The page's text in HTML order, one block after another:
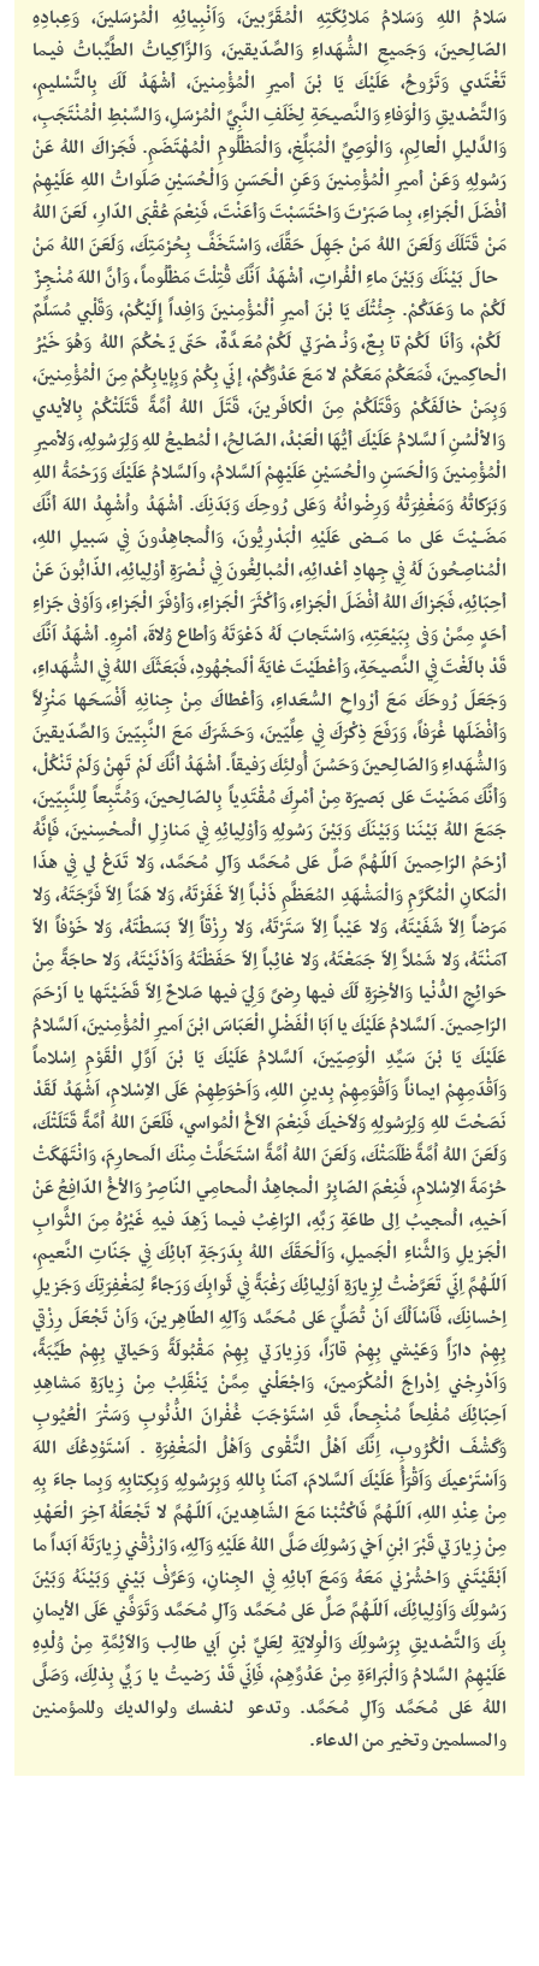
سَلامُ اللهِ وَسَلامُ مَلائِكَتِهِ الْمُقَرَّبينَ، وَاَنْبِيائِهِ الْمُرْسَلينَ، وَعِبادِهِ
الصّالِحينَ، وَجَميعِ الشُّهَداءِ وَالصِّدّيقينَ، وَالزَّاكِياتُ الطَّيِّباتُ فيـما
تَغْتَدي وَتَرُوحُ، عَلَيْكَ يَا بْنَ أميرِ الْمُؤْمِنينَ، أشْهَدُ لَكَ بِالتَّسْليمِ،
وَالتَّصْديقِ وَالْوَفاءِ وَالنَّصيحَةِ لِخَلَفِ النَّبِيِّ الْمُرْسَلِ، وَالسِّبْطِ الْمُنْتَجَبِ،
وَالدَّليلِ الْعالِمِ، وَالْوَصِيِّ الْمُبَلِّغِ، وَالْمَظْلُومِ الْمُهْتَضَمِ. فَجَزاكَ اللهُ عَنْ
رَسُولِهِ وَعَنْ أميرِ الْمُؤْمِنينَ وَعَنِ الْحَسَنِ وَالْحُسَيْنِ صَلَواتُ اللهِ عَلَيْهِمْ
أفْضَلَ الْجَزاءِ، بِما صَبَرْتَ وَاحْتَسَبْتَ وَأعَنْتَ، فَنِعْمَ عُقْبَى الدّارِ، لَعَنَ اللهُ
مَنْ قَتَلَكَ وَلَعَنَ اللهُ مَنْ جَهِلَ حَقَّكَ، وَاسْتَخَفَّ بِحُرْمَتِكَ، وَلَعَنَ اللهُ مَنْ
حالَ بَيْنَكَ وَبَيْنَ ماءِ الْفُراتِ، أشْهَدُ اَنَّكَ قُتِلْتَ مَظْلُوماً، وَأنَّ اللهَ مُنْجِزٌ
لَكُمْ ما وَعَدَكُمْ. جِئْتُكَ يَا بْنَ أميرِ اْلُمْؤْمِنينَ وَافِداً إِلَيْكُمْ، وَقَلْبي مُسَلِّمٌ
لَكُمْ، وَأنَا لَكُمْ تابِـعٌ، وَنُـصْرَتي لَكُمْ مُعَدَّةٌ، حَتّى يَحْكُمَ اللهُ وَهُوَ خَيْرُ
الْحاكِمينَ، فَمَعَكُمْ مَعَكُمْ لا مَعَ عَدُوِّكُمْ، إنّي بِكُمْ وَبِإيابِكُمْ مِنَ الْمُؤْمِنينَ،
وَبِمَنْ خالَفَكُمْ وَقَتَلَكُمْ مِنَ الْكافَرينَ، قَتَلَ اللهُ اُمَّةً قَتَلَتْكُمْ بِالأيدي
وَالألْسُنِ اَلسَّلامُ عَلَيْكَ أيُّهَا الْعَبْدُ، الصّالِحُ، الْمُطيعُ للهِ وَلِرَسُولِهِ، وَلأميرِ
الْمُؤْمِنينَ وَالْحَسَنِ والْحُسَيْنِ عَلَيْهِمْ اَلسَّلامُ، واَلسَّلامُ عَلَيْكَ وَرَحْمَةُ اللهِ
وَبَرَكاتُهُ وَمَغْفِرَتُهُ وَرِضْوانُهُ وَعَلى رُوحِكَ وَبَدَنِكَ. أشْهَدُ واُشْهِدُ اللهَ أنَّكَ
مَضَــيْتَ عَلى ما مَـــضى عَلَيْهِ الْبَدْرِيُّونَ، وَالُمجاهِدُونَ فِي سَبيلِ اللهِ،
الْمُناصِحُونَ لَهُ فِي جِهادِ أعْدائِهِ، الْمُبالِغُونَ فِي نُـصْرَةِ أوْلِيائِهِ، الذّابُّونَ عَنْ
أحِبّائِهِ، فَجَزاكَ اللهُ أفْضَلَ الْجَزاءِ، وَأكْثَرَ الْجَزاءِ، وَأوْفَرَ الْجَزاءِ، وَاَوْفى جَزاءِ
أحَدٍ مِمَّنْ وَفى بِبَيْعَتِهِ، وَاسْتَجابَ لَهُ دَعْوَتَهُ وَأطاع وُلاةَ، أمْرِهِ. أشْهَدُ اَنَّكَ
قَدْ بالَغْتَ فِي النَّصيحَةِ، وَأعْطَيْتَ غايَةَ اْلَمجْهُودِ، فَبَعَثَكَ اللهُ فِي الشُّهَداءِ،
وَجَعَلَ رُوحَكَ مَعَ أرْواحِ السُّعَداءِ، وَأعْطاكَ مِنْ جِنانِهِ أَفْسَحَها مَنْزِلاً
وَأفْضَلَها غُرَفاً، وَرَفَعَ ذِكْرَكَ فِي عِلِّيّينَ، وَحَـشَرَكَ مَعَ النَّبِيّينَ وَالصِّدّيقينَ
وَالشُّهَداءِ وَالصّالِحينَ وَحَسُنَ أُولئِكَ رَفيقاً. أشْهَدُ أنَّكَ لَمْ تَهِنْ وَلَمْ تَنْكُلْ،
وَأنَّكَ مَضَيْتَ عَلى بَصيرَة مِنْ أمْرِكَ مُقْتَدِياً بِالصّالِحينَ، وَمُتَّبِعاً لِلنَّبِيّينَ،
جَمَعَ اللهُ بَيْنَنا وَبَيْنَكَ وَبَيْنَ رَسُولِهِ وَأوْلِيائِهِ فِي مَنازِلِ الُمحْسِنينَ، فَإنَّهُ
أرْحَمُ الرّاحِمينَ اَللّـهُمَّ صَلِّ عَلى مُحَمَّد وَآلِ مُحَمَّد، وَلا تَدَعْ لي فِي هذَا
الْمَكانِ الْمُكَرَّمِ وَالْمَشْهَدِ المُعَظَّمِ ذَنْباً اِلاّ غَفَرْتَهُ، وَلا هَمّاً اِلاّ فَرَّجَتَهُ، وَلا
مَرَضاً اِلاّ شَفَيْتَهُ، وَلا عَيْباً اِلاّ سَتَرْتَهُ، وَلا رِزْقاً اِلاّ بَسَطْتَهُ، وَلا خَوْفاً الاّ
آمَنْتَهُ، وَلا شَمْلاً اِلاّ جَمَعْتَهُ، وَلا غائِباً اِلاّ حَفَظْتَهُ وَاَدْنَيْتَهُ، وَلا حاجَةً مِنْ
حَوائِجِ الدُّنْيا وَالاْخِرَةِ لَكَ فيها رِضىً وَلِيَ فيها صَلاحٌ اِلاّ قَضَيْتَها يا اَرْحَمَ
الرّاحِمينَ. اَلسَّلامُ عَلَيْكَ يا اَبَا الْفَضْلِ الْعَبّاسَ ابْنَ اَميرِ الْمُؤْمِنينَ، اَلسَّلامُ
عَلَيْكَ يَا بْنَ سَيِّدِ الْوَصِيّينَ، اَلسَّلامُ عَلَيْكَ يَا بْنَ اَوَّلِ الْقَوْمِ اِسْلاماً
وَاَقْدَمِهِمْ ايماناً وَاَقْوَمِهِمْ بِدينِ اللهِ، وَاَحْوَطِهِمْ عَلَى الاِسْلامِ، اَشْهَدُ لَقَدْ
نَصَحْتَ للهِ وَلِرَسُولِهِ وَلاَخيكَ فَنِعْمَ الاَخُ الْمُواسي، فَلَعَنَ اللهُ اُمَّةً قَتَلَتْكَ،
وَلَعَنَ اللهُ اُمَّةً ظَلَمَتْكَ، وَلَعَنَ اللهُ اُمَّةً اسْتَحَلَّتْ مِنْكَ الَمحارِمَ، وَانْتَهَكَتْ
حُرْمَةَ الاِسْلامِ، فَنِعْمَ الصّابِرُ الْمجاهِدُ الُمحامِي النّاصِرُ وَالاْخُ الدّافِعُ عَنْ
اَخيهِ، الُمجيبُ اِلى طاعَةِ رَبِّهِ، الرّاغِبُ فيـما زَهِدَ فيهِ غَيْرُهُ مِنَ الثَّوابِ
الْجَزيلِ وَالثَّناءِ الْجَميلِ، وَاَلْحَقَكَ اللهُ بِدَرَجَةِ آبائِكَ فِي جَنّاتِ النَّعيمِ،
اَللّـهُمَّ اِنّي تَعَرَّضْتُ لِزِيارَةِ اَوْلِيائِكَ رَغْبَةً فِي ثَوابِكَ وَرَجاءً لِمَغْفِرَتِكَ وَجَزيلِ
اِحْسانِكَ، فَاَسْاَلُكَ اَنْ تُصَلِّيَ عَلى مُحَمَّد وَآلِهِ الطّاهِرينَ، وَاَنْ تَجْعَلَ رِزْقي
بِهِمْ دارّاً وَعَيْشي بِهِمْ قارّاً، وَزِيارَتي بِهِمْ مَقْبُولَةً وَحَياتي بِهِمْ طَيِّبَةً،
وَاَدْرِجْني اِدْراجَ الْمُكْرَمينَ، وَاجْعَلْني مِمَّنْ يَنْقَلِبُ مِنْ زِيارَةِ مَشاهِدِ
اَحِبّائِكَ مُفْلِحاً مُنْجِحاً، قَدِ اسْتَوْجَبَ غُفْرانَ الذُّنُوبِ وَسَتْرَ الْعُيُوبِ
وَكَشْفَ الْكُرُوبِ، اِنَّكَ اَهْلُ التَّقْوى وَاَهْلُ الْمَغْفِرَةِ . اَسْتَوْدِعُكَ اللهَ
وَاَسْتَرْعيكَ وَاَقْرَأُ عَلَيْكَ اَلسَّلامَ، آمَنّا بِاللهِ وَبِرَسُولِهِ وَبِكِتابِهِ وَبِما جاءَ بِهِ
مِنْ عِنْدِ اللهِ، اَللّـهُمَّ فَاكْتُبْنا مَعَ الشّاهِدينَ، اَللّـهُمَّ لا تَجْعَلْهُ آخِرَ الْعَهْدِ
مِنْ زِيارَتي قَبْرَ ابْنِ اَخي رَسُولِكَ صَلَّى اللهُ عَلَيْهِ وَآلِهِ، وَارْزُقْني زِيارَتَهُ اَبَداً ما
اَبْقَيْتَني وَاحْشُرْني مَعَهُ وَمَعَ آبائِهِ فِي الجِنانِ، وَعَرِّفْ بَيْني وَبَيْنَهُ وَبَيْنَ
رَسُولِكَ وَاَوْلِيائِكَ، اَللّـهُمَّ صَلِّ عَلى مُحَمَّد وَآلِ مُحَمَّد وَتَوَفَّني عَلَى الاْيمانِ
بِكَ وَالتَّصْديقِ بِرَسُولِكَ وَالْوِلايَةِ لِعَليِّ بْنِ اَبي طالِب وَالاَئِمَّةِ مِنْ وُلْدِهِ
عَلَيْهِمُ السَّلامُ وَالْبَراءَةِ مِنْ عَدُوِّهِمْ، فَاِنّي قَدْ رَضيتُ يا رَبِّي بِذلِكَ، وَصَلَّى
اللهُ عَلى مُحَمَّد وَآلِ مُحَمَّد. وتدعو لنفسك ولوالديك وللمؤمنين
والمسلمين وتخير من الدعاء.